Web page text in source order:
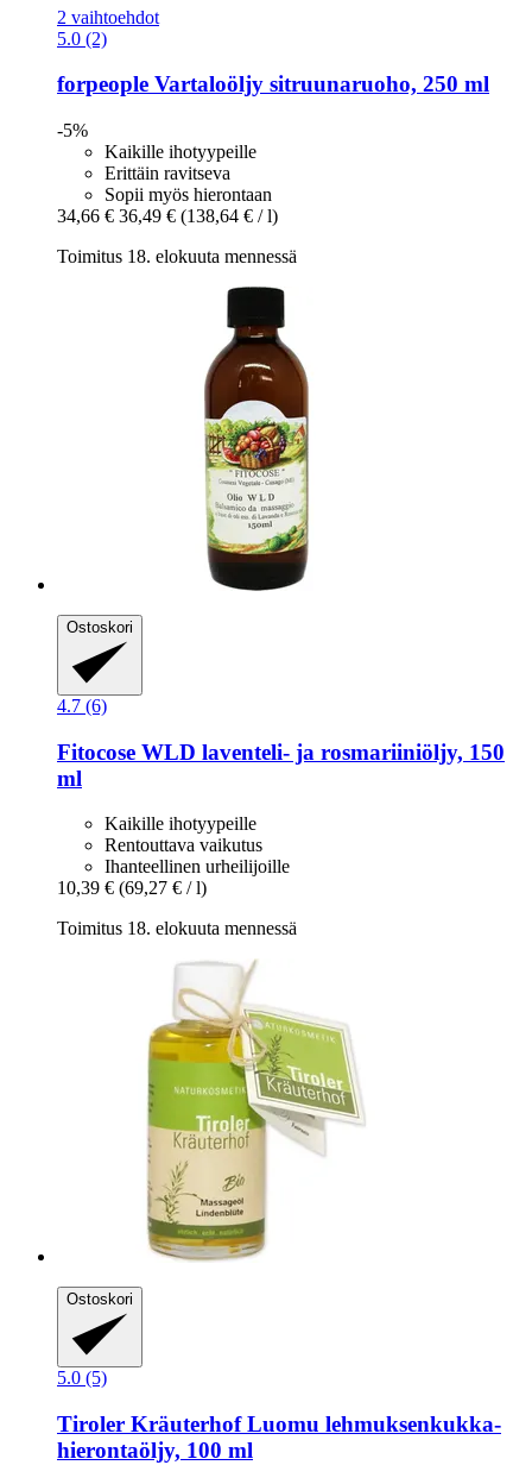
2 vaihtoehdot
5.0 (2)
forpeople Vartaloöljy sitruunaruoho, 250 ml
-5%
Kaikille ihotyypeille
Erittäin ravitseva
Sopii myös hierontaan
34,66 € 36,49 € (138,64 € / l)
Toimitus 18. elokuuta mennessä
Ostoskori
4.7 (6)
Fitocose WLD laventeli-​ ja rosmariiniöljy, 150
ml
Kaikille ihotyypeille
Rentouttava vaikutus
Ihanteellinen urheilijoille
10,39 € (69,27 € / l)
Toimitus 18. elokuuta mennessä
Ostoskori
5.0 (5)
Tiroler KräuterhofLuomu lehmuksenkukka-​
hierontaöljy, 100 ml